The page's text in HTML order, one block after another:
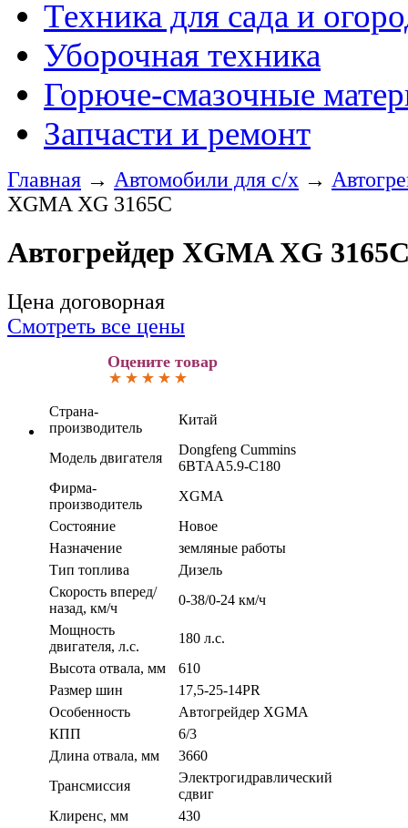
Техника для сада и
Уборочная техника
Горюче-смазочные
Запчасти и ремонт
Главная → Автомобили для с/х →
XGMA XG 3165C
Автогрейдер XGMA XG
Цена договорная
Смотреть все цены
Оцените товар
Страна-
производитель
Китай
Модель двигателя
Dongfeng Cummins
6BTAA5.9-C180
Фирма-
производитель
XGMA
Состояние
Новое
Назначение
земляные работы
Тип топлива
Дизель
Скорость вперед/
назад, км/ч
0-38/0-24 км/ч
Мощность
двигателя, л.с.
180 л.с.
Высота отвала, мм
610
Размер шин
17,5-25-14PR
Особенность
Автогрейдер XGMA
КПП
6/3
Длина отвала, мм
3660
Трансмиссия
Электрогидравлический
сдвиг
Клиренс, мм
430